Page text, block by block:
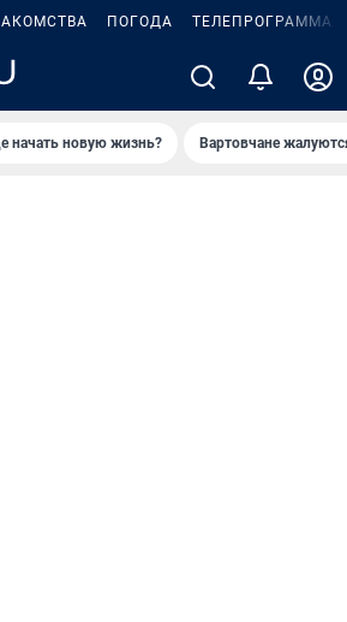
ПОГОДА ТЕЛЕПРОГРАММА
начать новую жизнь? Вартовчане